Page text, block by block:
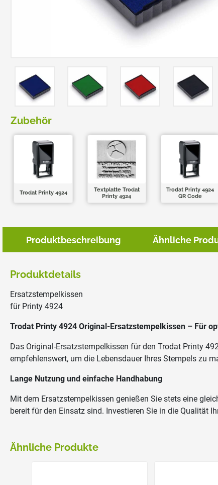
COLOP E-MARK
Zubehör
Trodat Printy 4924
Textplatte Trodat
Printy 4924
Trodat Printy 4924
QR Code
Produktbeschreibung Ähnliche
Produktdetails
Ersatzstempelkissen
für Printy 4924
Trodat Printy 4924 Original-Ersatzstempelkissen – Für
Das Original-Ersatzstempelkissen für den Trodat Printy
empfehlenswert, um die Lebensdauer Ihres Stempels zu
Lange Nutzung und einfache Handhabung
Mit dem Ersatzstempelkissen genießen Sie stets eine
bereit für den Einsatz sind. Investieren Sie in die Qualität
Ähnliche Produkte